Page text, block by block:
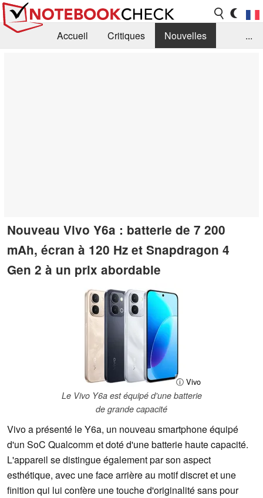
Accueil Critiques
Nouvelles
...
Nouveau Vivo Y6a : batterie de 7 200
mAh, écran à 120 Hz et Snapdragon 4
Gen 2 à un prix abordable
ⓘ Vivo
Le Vivo Y6a est équipé d'une batterie
de grande capacité
Vivo a présenté le Y6a, un nouveau smartphone équipé
d'un SoC Qualcomm et doté d'une batterie haute capacité.
L'appareil se distingue également par son aspect
esthétique, avec une face arrière au motif discret et une
finition qui lui confère une touche d'originalité sans pour